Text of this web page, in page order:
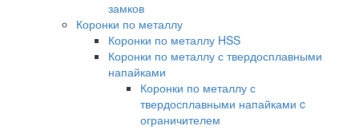
замков
Коронки по металлу
Коронки по металлу HSS
Коронки по металлу с твердосплавными
напайками
Коронки по металлу с
твердосплавными напайками c
ограничителем